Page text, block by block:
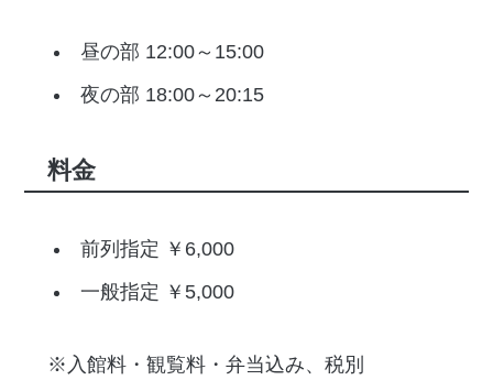
昼の部 12:00～15:00
夜の部 18:00～20:15
料金
前列指定 ￥6,000
一般指定 ￥5,000
※入館料・観覧料・弁当込み、税別